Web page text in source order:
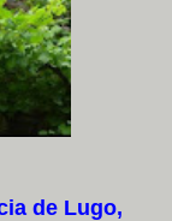
de Lugo,